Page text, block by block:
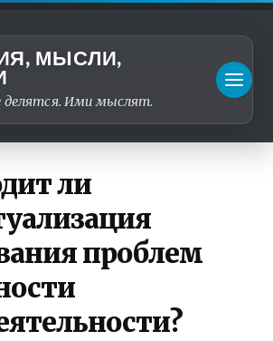
МЫСЛИ,
делятся. Ими мыслят.
ли
проблем